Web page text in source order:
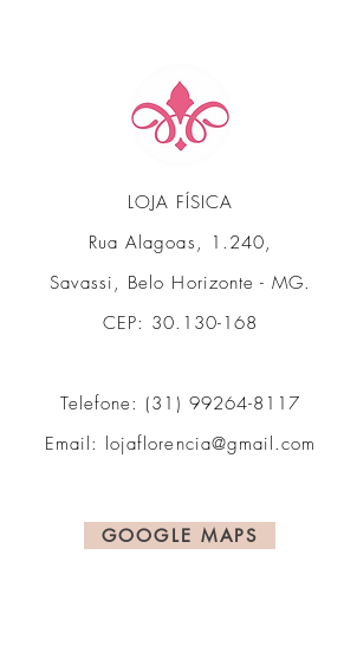
LOJA FÍSICA
Rua Alagoas, 1.240,
Savassi, Belo Horizonte - MG.
CEP: 30.130-168
Telefone: (31) 99264-8117
Email: lojaflorencia@gmail.com
GOOGLE MAPS